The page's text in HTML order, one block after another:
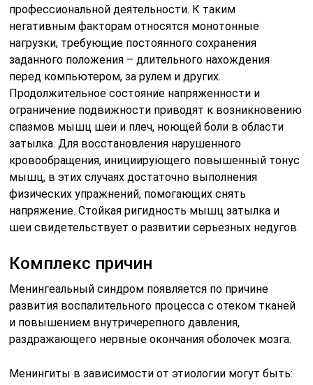
профессиональной деятельности. К таким
негативным факторам относятся монотонные
нагрузки, требующие постоянного сохранения
заданного положения – длительного нахождения
перед компьютером, за рулем и других.
Продолжительное состояние напряженности и
ограничение подвижности приводят к возникновению
спазмов мышц шеи и плеч, ноющей боли в области
затылка. Для восстановления нарушенного
кровообращения, инициирующего повышенный тонус
мышц, в этих случаях достаточно выполнения
физических упражнений, помогающих снять
напряжение. Стойкая ригидность мышц затылка и
шеи свидетельствует о развитии серьезных недугов.
Комплекс причин
Менингеальный синдром появляется по причине
развития воспалительного процесса с отеком тканей
и повышением внутричерепного давления,
раздражающего нервные окончания оболочек мозга.
Менингиты в зависимости от этиологии могут быть: